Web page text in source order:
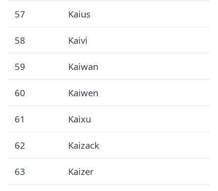
57 Kaius
58 Kaivi
59 Kaiwan
60 Kaiwen
61 Kaixu
62 Kaizack
63 Kaizer